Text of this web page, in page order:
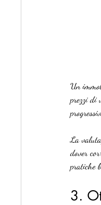
Un
prezzi di
La
dover
pratiche
3.